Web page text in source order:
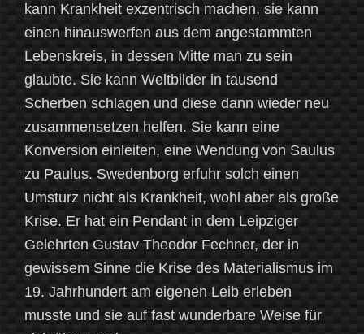
kann Krankheit exzentrisch machen, sie kann
einen hinauswerfen aus dem angestammten
Lebenskreis, in dessen Mitte man zu sein
glaubte. Sie kann Weltbilder in tausend
Scherben schlagen und diese dann wieder neu
zusammensetzen helfen. Sie kann eine
Konversion einleiten, eine Wendung von Saulus
zu Paulus. Swedenborg erfuhr solch einen
Umsturz nicht als Krankheit, wohl aber als große
Krise. Er hat ein Pendant in dem Leipziger
Gelehrten Gustav Theodor Fechner, der in
gewissem Sinne die Krise des Materialismus im
19. Jahrhundert am eigenen Leib erleben
musste und sie auf fast wunderbare Weise für